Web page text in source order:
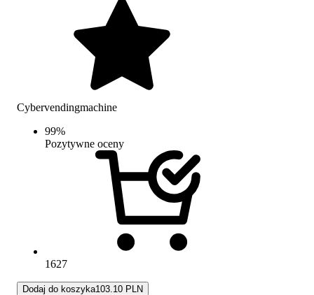
Cybervendingmachine
99%
Pozytywne oceny
1627
Dodaj do koszyka103.10 PLN